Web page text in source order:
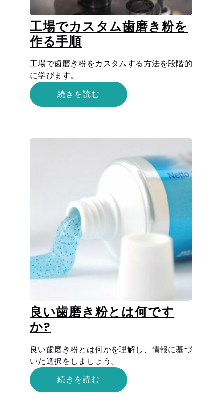
工場でカスタム歯磨き粉を
作る手順
工場で歯磨き粉をカスタムする方法を段階的
に学びます。
続きを読む
良い歯磨き粉とは何です
か?
良い歯磨き粉とは何かを理解し、情報に基づ
いた選択をしましょう。
続きを読む